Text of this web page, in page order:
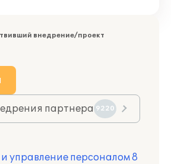
внедрение/проект
партнера 9220
управление персоналом 8